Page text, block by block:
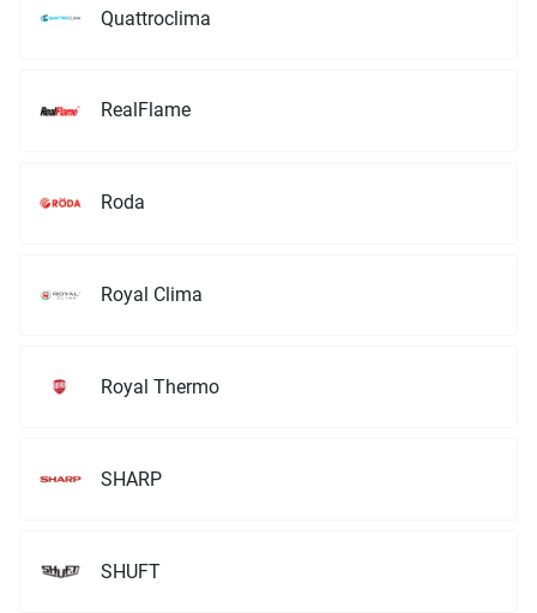
Quattroclima
RealFlame
Roda
Royal Clima
Royal Thermo
SHARP
SHUFT